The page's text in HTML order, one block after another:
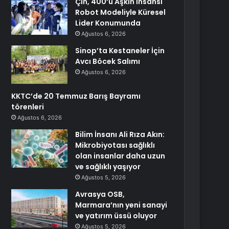
Robot Modeliyle Küresel
Lider Konumunda
Ağustos 6, 2026
Sinop’ta Kestaneler İçin
Avcı Böcek Salımı
Ağustos 6, 2026
KKTC’de 20 Temmuz Barış Bayramı
törenleri
Ağustos 6, 2026
Bilim İnsanı Ali Rıza Akın:
Mikrobiyotası sağlıklı
olan insanlar daha uzun
ve sağlıklı yaşıyor
Ağustos 5, 2026
Avrasya OSB,
Marmara’nın yeni sanayi
ve yatırım üssü oluyor
Ağustos 5, 2026